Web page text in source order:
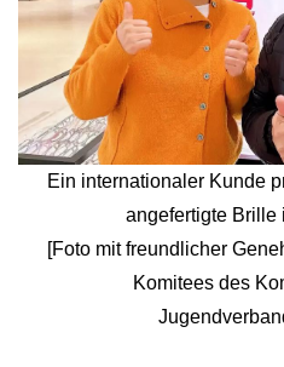
Ein internationaler Kunde
angefertigte Brille
[Foto mit freundlicher
Komitees des